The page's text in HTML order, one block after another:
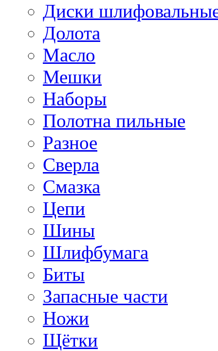
Диски
Долота
Масло
Мешки
Наборы
Полотна пильные
Разное
Сверла
Смазка
Цепи
Шины
Шлифбумага
Биты
Запасные части
Ножи
Щётки